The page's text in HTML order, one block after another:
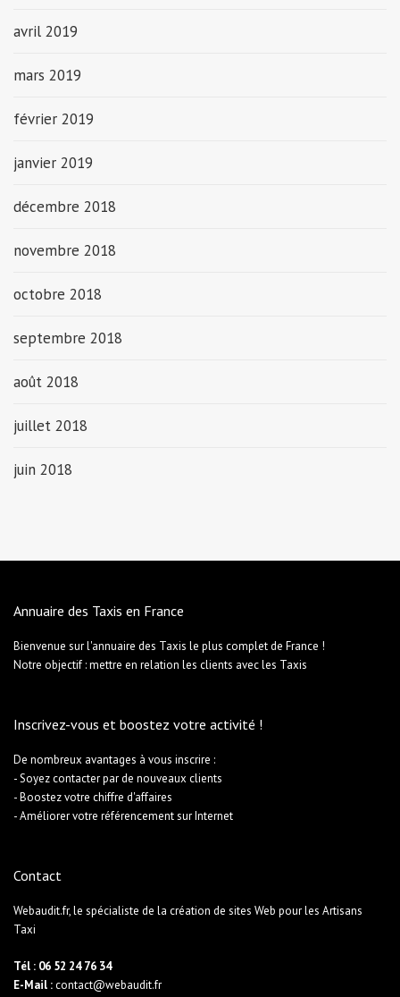
avril 2019
mars 2019
février 2019
janvier 2019
décembre 2018
novembre 2018
octobre 2018
septembre 2018
août 2018
juillet 2018
juin 2018
Annuaire des Taxis en France
Bienvenue sur l'annuaire des Taxis le plus complet de France !
Notre objectif : mettre en relation les clients avec les Taxis
Inscrivez-vous et boostez votre activité !
De nombreux avantages à vous inscrire :
- Soyez contacter par de nouveaux clients
- Boostez votre chiffre d'affaires
- Améliorer votre référencement sur Internet
Contact
Webaudit.fr, le spécialiste de la création de sites Web pour les Artisans
Taxi
Tél : 06 52 24 76 34
E-Mail :contact@webaudit.fr